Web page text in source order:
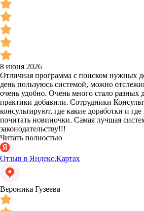
8 июня 2026
Отличная программа с поиском нужных
день пользуюсь системой, можно
очень удобно. Очень много стало разных
практики добавили. Сотрудники
консультируют, где какие доработки и
почитать новиночки. Самая лучшая
законодательству!!!
Читать полностью
Отзыв в Яндекс.Картах
Вероника Гузеева